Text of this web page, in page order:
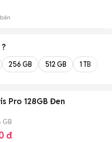
256 GB 512 GB 1 TB
Pro 128GB Đen
GB
đ